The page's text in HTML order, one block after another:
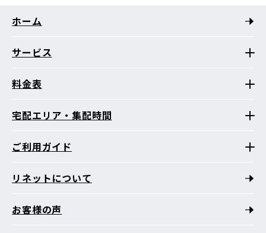
ホーム
サービス
料金表
宅配エリア・集配時間
ご利用ガイド
リネットについて
お客様の声